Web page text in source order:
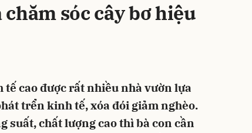
sóc cây bơ hiệu
cao được rất nhiều nhà vườn lựa
trển kinh tế, xóa đói giảm nghèo.
suất, chất lượng cao thì bà con cần
Hủy